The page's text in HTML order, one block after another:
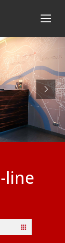
-line